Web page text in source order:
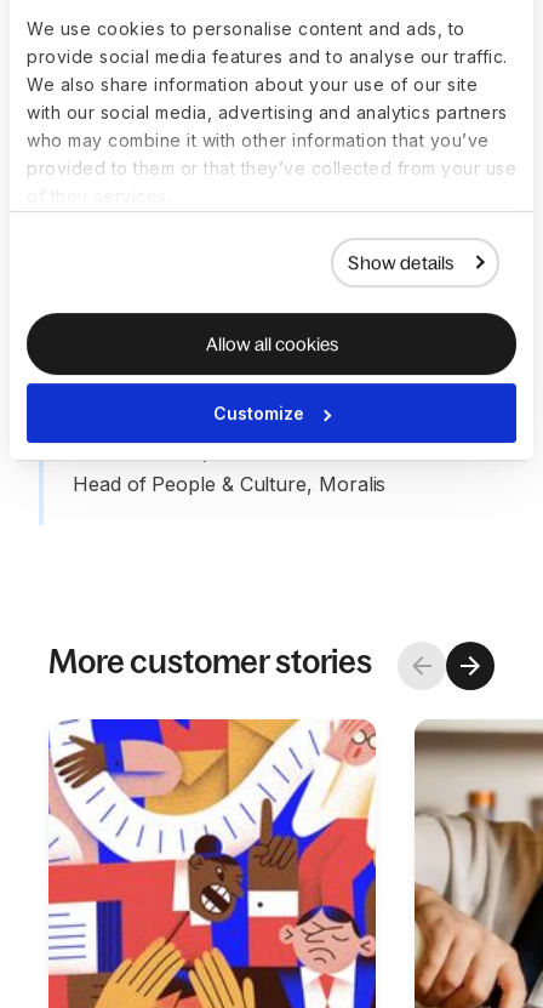
We use cookies to personalise content and ads, to
provide social media features and to analyse our traffic.
We also share information about your use of our site
with our social media, advertising and analytics partners
who may combine it with other information that you’ve
provided to them or that they’ve collected from your use
Show details
Allow all cookies
Customize
Teammitglieder, die sie
nutzen. Sie sagen immer
wieder, wie einfach es ist,
Dinge wie Stunden oder
Ausgaben hinzuzufügen,
und sie finden es
großartig, dass sie ihr
Geld in Krypto abheben
können.“
—Lizette Kuld,
Head of People & Culture, Moralis
More customer stories